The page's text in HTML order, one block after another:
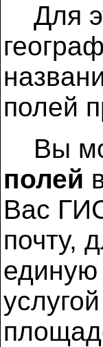
Для
полей
Вы
полей
Вас
почту,
единую